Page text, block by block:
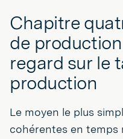
Chapitre
de
regard sur le
production
Le moyen le plus
cohérentes en temps